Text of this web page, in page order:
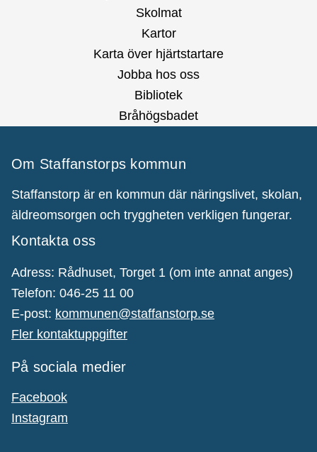
Skolmat
Kartor
Karta över hjärtstartare
Jobba hos oss
Bibliotek
Bråhögsbadet
Om Staffanstorps kommun
Staffanstorp är en kommun där näringslivet, skolan,
äldreomsorgen och tryggheten verkligen fungerar.
Kontakta oss
Adress: Rådhuset, Torget 1 (om inte annat anges)
Telefon: 046-25 11 00
E-post: kommunen@staffanstorp.se
Fler kontaktuppgifter
På sociala medier
Facebook
Instagram